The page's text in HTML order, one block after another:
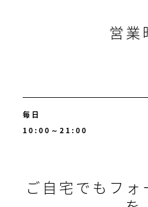
営業
毎日
10:00～21:00
ご自宅でもフォ